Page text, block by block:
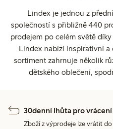
Lindex je jednou z
společností s přibližně 440
prodejem po celém světě
Lindex nabízí inspirativní
sortiment zahrnuje několik
dětského oblečení,
30denní lhůta pro vrácení
Zboží z výprodeje lze vrátit do